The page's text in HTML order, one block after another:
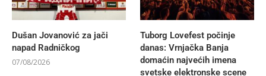
Dušan Jovanović za jači
napad Radničkog
07/08/2026
Tuborg Lovefest počinje
danas: Vrnjačka Banja
domaćin najvećih imena
svetske elektronske scene